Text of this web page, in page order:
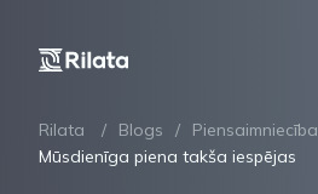
Rilata Blogs
Piensaimniecība
Mūsdienīga piena takša iespējas